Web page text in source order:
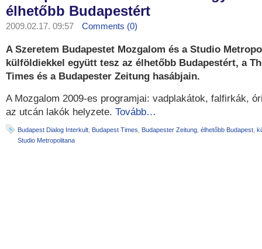
élhetőbb Budapestért
2009.02.17. 09:57 Comments (0)
A Szeretem Budapestet Mozgalom és a Studio
külföldiekkel együtt tesz az élhetőbb Budapestért, a
Times és a Budapester Zeitung hasábjain.
A Mozgalom 2009-es programjai: vadplakátok, falfirkák,
az utcán lakók helyzete. Tovább…
Budapest Dialog Interkult Budapest Times Budapester Zeitung élhetőbb Budapest
Studio Metropolitana